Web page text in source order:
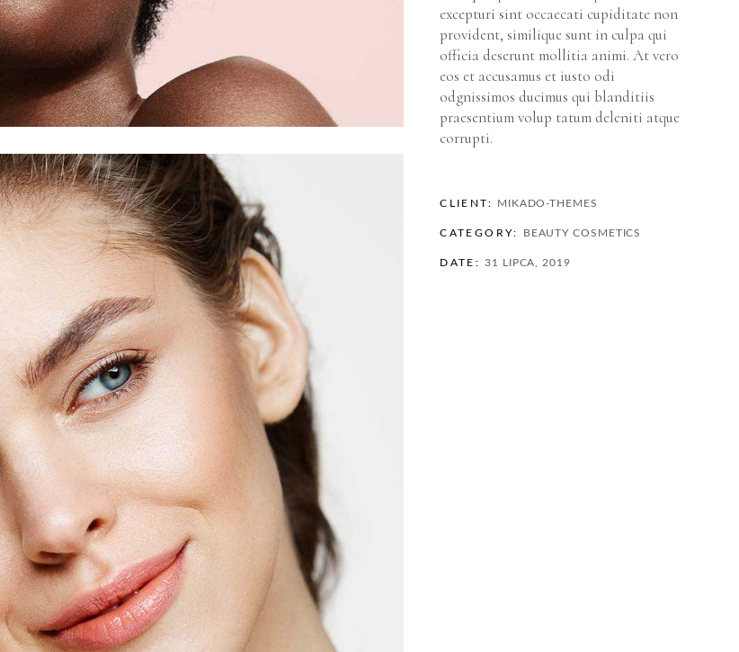
excepturi sint occaecati cupiditate non
provident, similique sunt in culpa qui
officia deserunt mollitia animi. At vero
eos et accusamus et iusto odi
odgnissimos ducimus qui blanditiis
praesentium volup tatum deleniti atque
corrupti.
CLIENT: MIKADO-THEMES
CATEGORY: BEAUTY COSMETICS
DATE: 31 LIPCA, 2019